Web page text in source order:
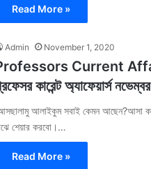
Read More »
Admin November 1, 2020
Current Affairs
কারেন্ট অ্যাফেয়ার্স
আলাইকুম সবাই কেমন আছেন?আসা
শেয়ার করবো।…
Read More »